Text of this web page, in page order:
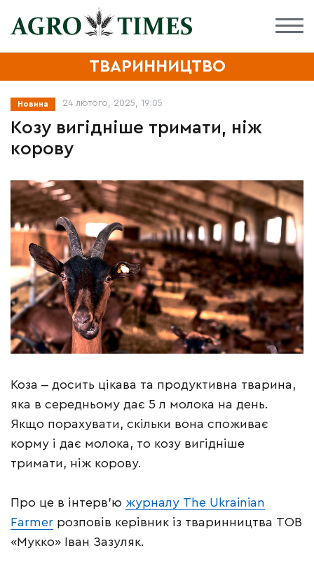
ТВАРИННИЦТВО
Новина 24 лютого, 2025, 19:05
Козу вигідніше тримати, ніж
корову
Коза ‒ досить цікава та продуктивна тварина,
яка в середньому дає 5 л молока на день.
Якщо порахувати, скільки вона споживає
корму і дає молока, то козу вигідніше
тримати, ніж корову.
Про це в інтерв’ю журналу The Ukrainian
Farmer розповів керівник із тваринництва ТОВ
«Мукко» Іван Зазуляк.